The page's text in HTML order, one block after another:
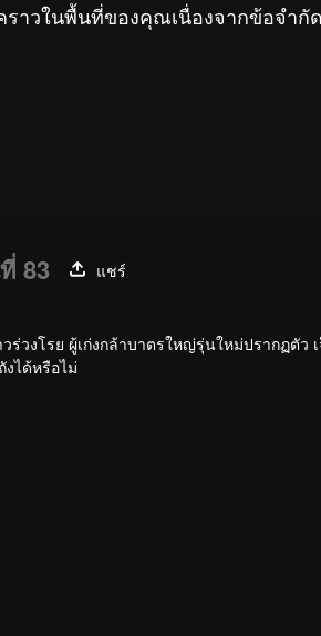
าวในพื้นที่ของคุณเนื่องจากข้อจำกั
83
แชร์
วงโรย ผู้เก่งกล้าบาตรใหญ่รุ่นใหม่ปรากฏตัว
ได้หรือไม่
รถเด็ดดวงดาราได้ สร้างระบบอุปกรณ์ภูตใ